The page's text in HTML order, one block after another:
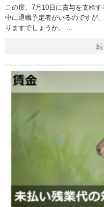
この度、7月10日に賞与を支給
中に退職予定者がいるのですが
りますでしょうか。